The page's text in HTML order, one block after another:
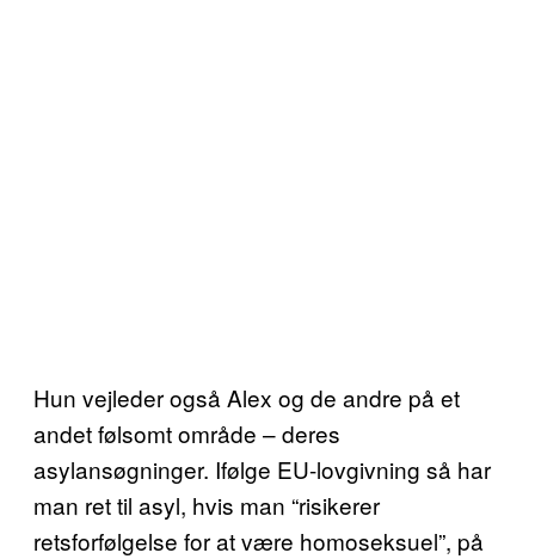
Hun vejleder også Alex og de andre på et
andet følsomt område – deres
asylansøgninger. Ifølge EU-lovgivning så har
man ret til asyl, hvis man “risikerer
retsforfølgelse for at være homoseksuel”, på